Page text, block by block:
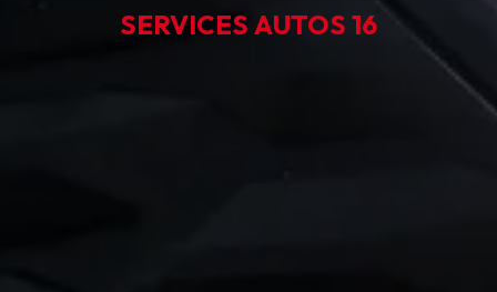
SERVICES AUTOS 16